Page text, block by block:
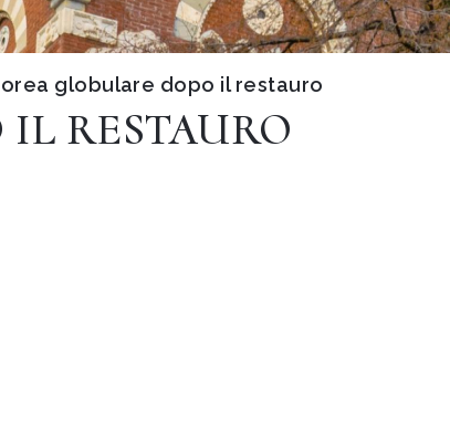
globulare dopo il restauro
RESTAURO